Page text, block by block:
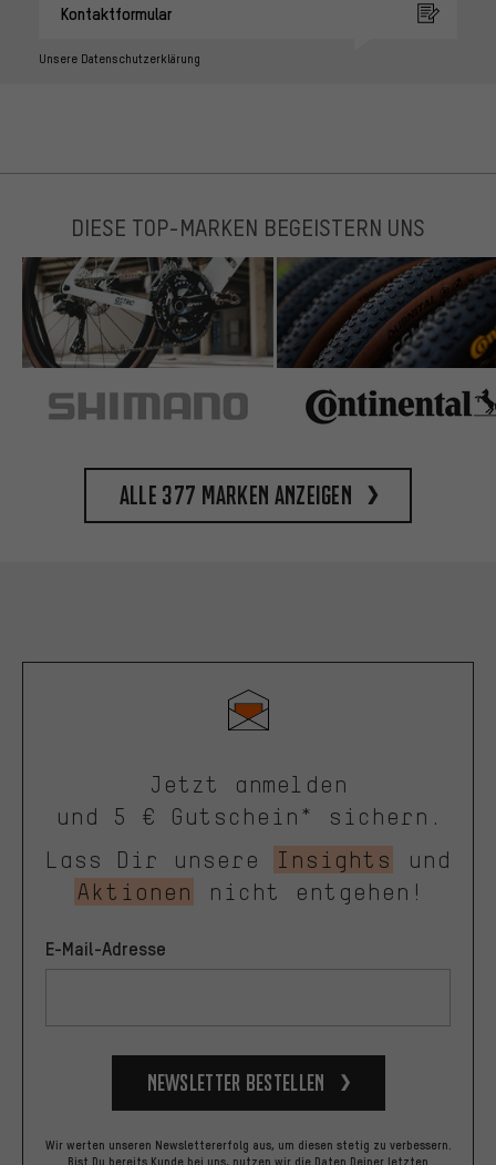
Kontaktformular
Unsere Datenschutzerklärung
DIESE TOP-MARKEN BEGEISTERN UNS
Alle 377 Marken anzeigen
Jetzt anmelden
und 5 € Gutschein* sichern.
Lass Dir unsere
Insights
und
Aktionen
nicht entgehen!
E-Mail-Adresse
Newsletter bestellen
Wir werten unseren Newslettererfolg aus, um diesen stetig zu verbessern.